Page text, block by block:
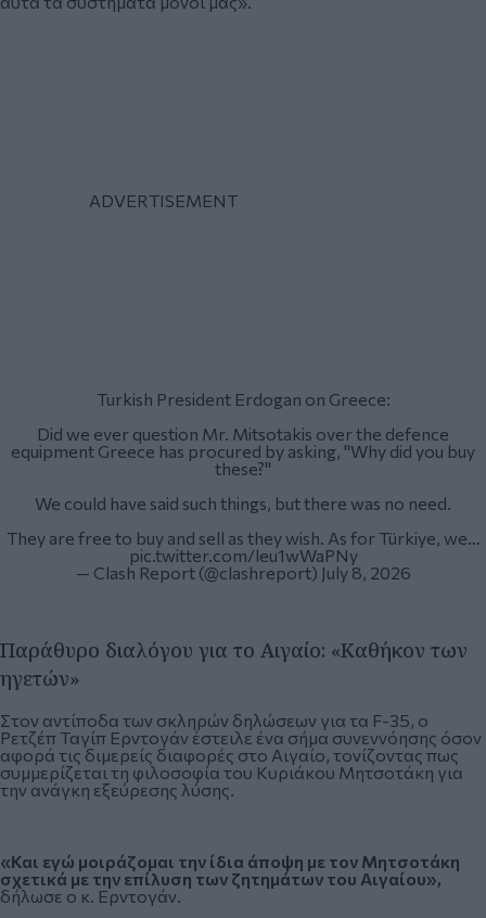
Turkish President Erdogan on Greece:
Did we ever question Mr. Mitsotakis over the defence
equipment Greece has procured by asking, "Why did you buy
these?"
We could have said such things, but there was no need.
They are free to buy and sell as they wish. As for Türkiye, we…
pic.twitter.com/leu1wWaPNy
— Clash Report (@clashreport) July 8, 2026
Παράθυρο διαλόγου για το Αιγαίο: «Καθήκον των
ηγετών»
Στον αντίποδα των σκληρών δηλώσεων για τα F-35, ο
Ρετζέπ Ταγίπ Ερντογάν έστειλε ένα σήμα συνεννόησης όσον
αφορά τις διμερείς διαφορές στο Αιγαίο, τονίζοντας πως
συμμερίζεται τη φιλοσοφία του Κυριάκου Μητσοτάκη για
την ανάγκη εξεύρεσης λύσης.
«Και εγώ μοιράζομαι την ίδια άποψη με τον Μητσοτάκη
σχετικά με την επίλυση των ζητημάτων του Αιγαίου»,
δήλωσε ο κ. Ερντογάν.